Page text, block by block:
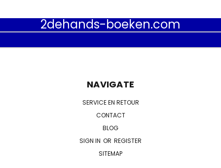
2dehands-boeken.com
NAVIGATE
SERVICE EN RETOUR
CONTACT
BLOG
SIGN IN OR REGISTER
SITEMAP